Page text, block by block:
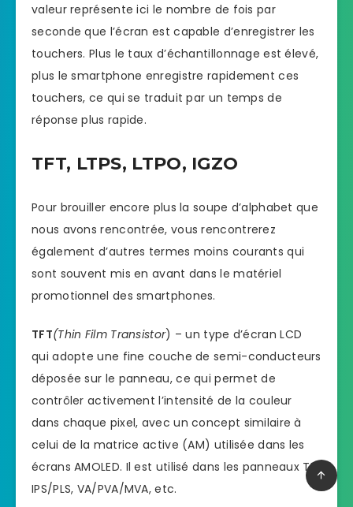
valeur représente ici le nombre de fois par
seconde que l’écran est capable d’enregistrer les
touchers. Plus le taux d’échantillonnage est élevé,
plus le smartphone enregistre rapidement ces
touchers, ce qui se traduit par un temps de
réponse plus rapide.
TFT, LTPS, LTPO, IGZO
Pour brouiller encore plus la soupe d’alphabet que
nous avons rencontrée, vous rencontrerez
également d’autres termes moins courants qui
sont souvent mis en avant dans le matériel
promotionnel des smartphones.
TFT(Thin Film Transistor) – un type d’écran LCD
qui adopte une fine couche de semi-conducteurs
déposée sur le panneau, ce qui permet de
contrôler activement l’intensité de la couleur
dans chaque pixel, avec un concept similaire à
celui de la matrice active (AM) utilisée dans les
écrans AMOLED. Il est utilisé dans les panneaux TN,
IPS/PLS, VA/PVA/MVA, etc.